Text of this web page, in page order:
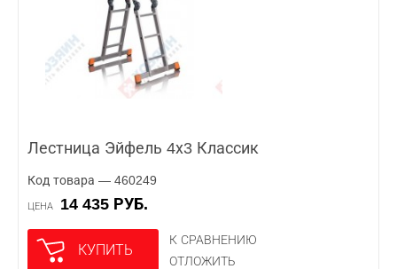
Лестница Эйфель 4х3 Классик
Код товара — 460249
ЦЕНА 14 435 РУБ.
КУПИТЬ
К СРАВНЕНИЮ
ОТЛОЖИТЬ